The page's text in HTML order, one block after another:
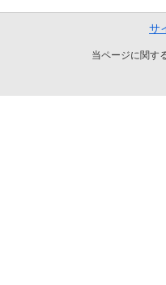
サ
当ページに関す